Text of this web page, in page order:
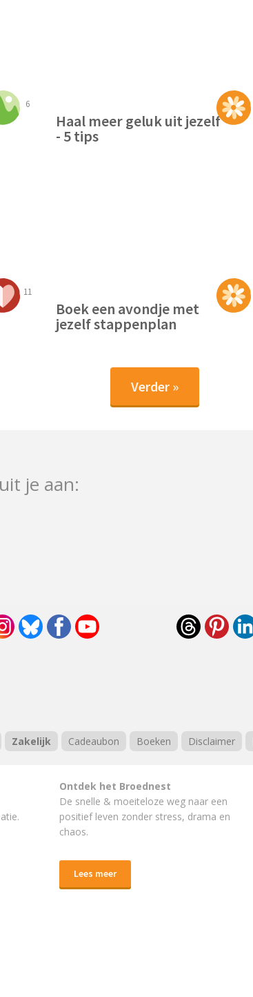
6
Haal meer geluk uit jezelf
- 5 tips
11
Boek een avondje met
jezelf stappenplan
Verder »
je aan:
Zakelijk Cadeaubon Boeken Disclaimer
Ontdek het Broednest
De snelle & moeiteloze weg naar een
positief leven zonder stress, drama en
chaos.
Lees meer